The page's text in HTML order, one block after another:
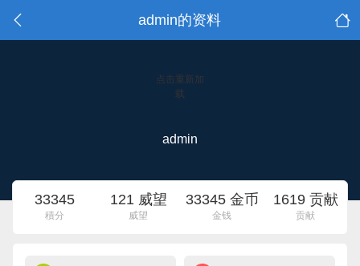
admin的资料
点击重新加
载
admin
33345
積分
121 威望
威望
33345 金币
金钱
1619 贡献
贡献